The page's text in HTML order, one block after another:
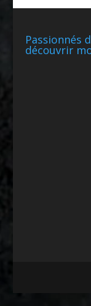
Passionnés
découvrir